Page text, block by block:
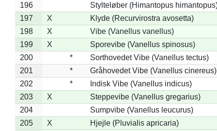
196
Stylteløber (Himantopus
197
X
Klyde (Recurvirostra avosetta)
198
X
Vibe (Vanellus vanellus)
199
X
Sporevibe (Vanellus spinosus)
200
*
Sorthovedet Vibe (Vanellus tectus)
201
*
Gråhovedet Vibe (Vanellus cinereus)
202
*
Indisk Vibe (Vanellus indicus)
203
X
Steppevibe (Vanellus gregarius)
204
Sumpvibe (Vanellus leucurus)
205
X
Hjejle (Pluvialis apricaria)